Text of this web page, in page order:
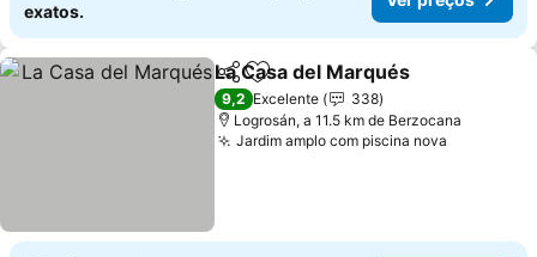
exatos.
PartilharAdicionar aos favoritos
La Casa del Marqués
9,2 Excelente
338
Logrosán, a 11.5 km de Berzocana
Jardim amplo com piscina nova